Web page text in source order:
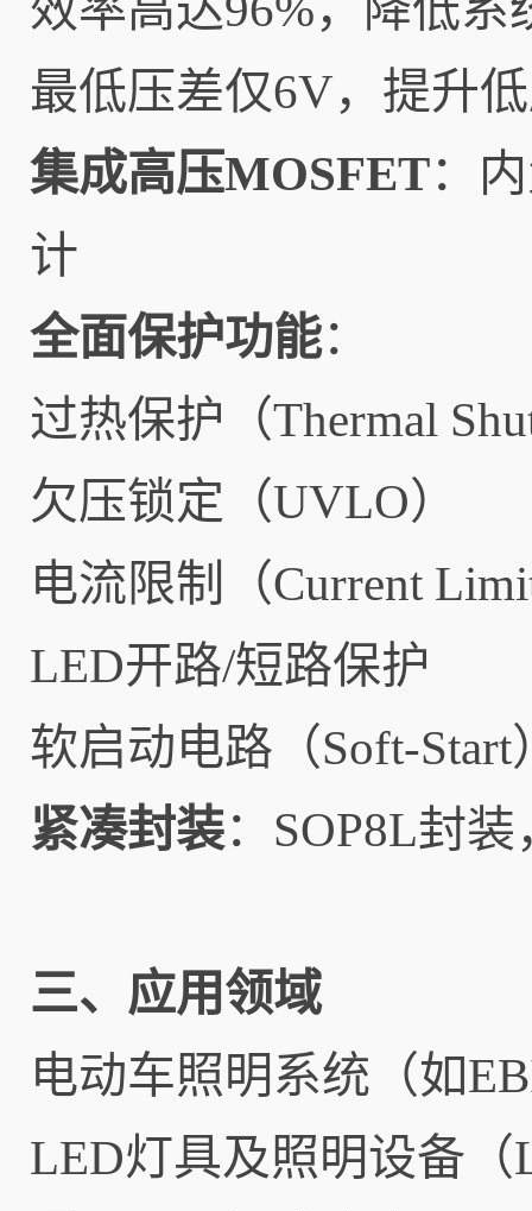
最低压差仅6V，提升
集成高压MOSFET：
计
全面保护功能：
过热保护（Thermal
欠压锁定（UVLO）
电流限制（Current
LED开路/短路保护
软启动电路（Soft-Start
紧凑封装：SOP8L封
三、应用领域
电动车照明系统（如
LED灯具及照明设备